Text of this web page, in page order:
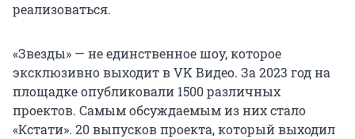
реализоваться.
«Звезды» — не единственное шоу, которое
эксклюзивно выходит в VK Видео. За 2023 год на
площадке опубликовали 1500 различных
проектов. Самым обсуждаемым из них стало
«Кстати». 20 выпусков проекта, который выходил